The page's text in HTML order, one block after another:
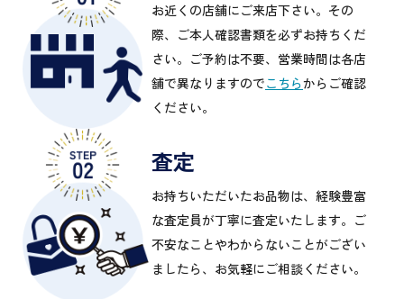
お近くの店舗にご来店下さい。その
際、ご本人確認書類を必ずお持ちくだ
さい。ご予約は不要、営業時間は各店
舗で異なりますのでこちらからご確認
ください。
査定
お持ちいただいたお品物は、経験豊富
な査定員が丁寧に査定いたします。ご
不安なことやわからないことがござい
ましたら、お気軽にご相談ください。